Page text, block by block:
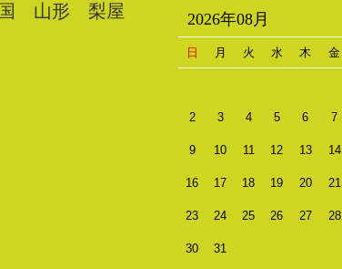
国 山形 梨屋 2026年08月
日 月 火 水 木 金
2 3 4 5 6 7
9 10 11 12 13 14
16 17 18 19 20 21
23 24 25 26 27 28
30 31